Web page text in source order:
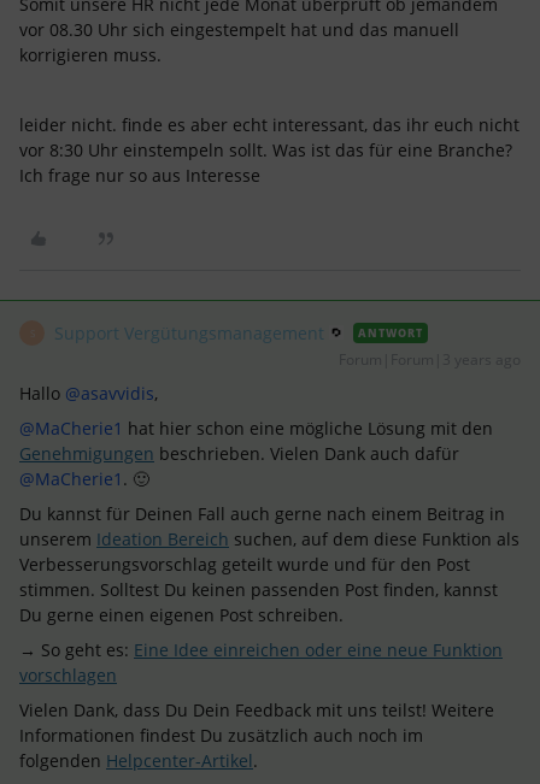
vor 08.30 Uhr sich eingestempelt hat und das manuell
korrigieren muss.
leider nicht. finde es aber echt interessant, das ihr euch nicht
vor 8:30 Uhr einstempeln sollt. Was ist das für eine Branche?
Ich frage nur so aus Interesse
Support Vergütungsmanagement ANTWORT
Hallo @asavvidis,
@MaCherie1 hat hier schon eine mögliche Lösung mit den
Genehmigungen beschrieben. Vielen Dank auch dafür
@MaCherie1 . 🙂
Du kannst für Deinen Fall auch gerne nach einem Beitrag in
unserem Ideation Bereich suchen, auf dem diese Funktion als
Verbesserungsvorschlag geteilt wurde und für den Post
stimmen. Solltest Du keinen passenden Post finden, kannst
Du gerne einen eigenen Post schreiben.
→ So geht es: Eine Idee einreichen oder eine neue Funktion
vorschlagen
Vielen Dank, dass Du Dein Feedback mit uns teilst! Weitere
Informationen findest Du zusätzlich auch noch im
folgenden Helpcenter-Artikel.